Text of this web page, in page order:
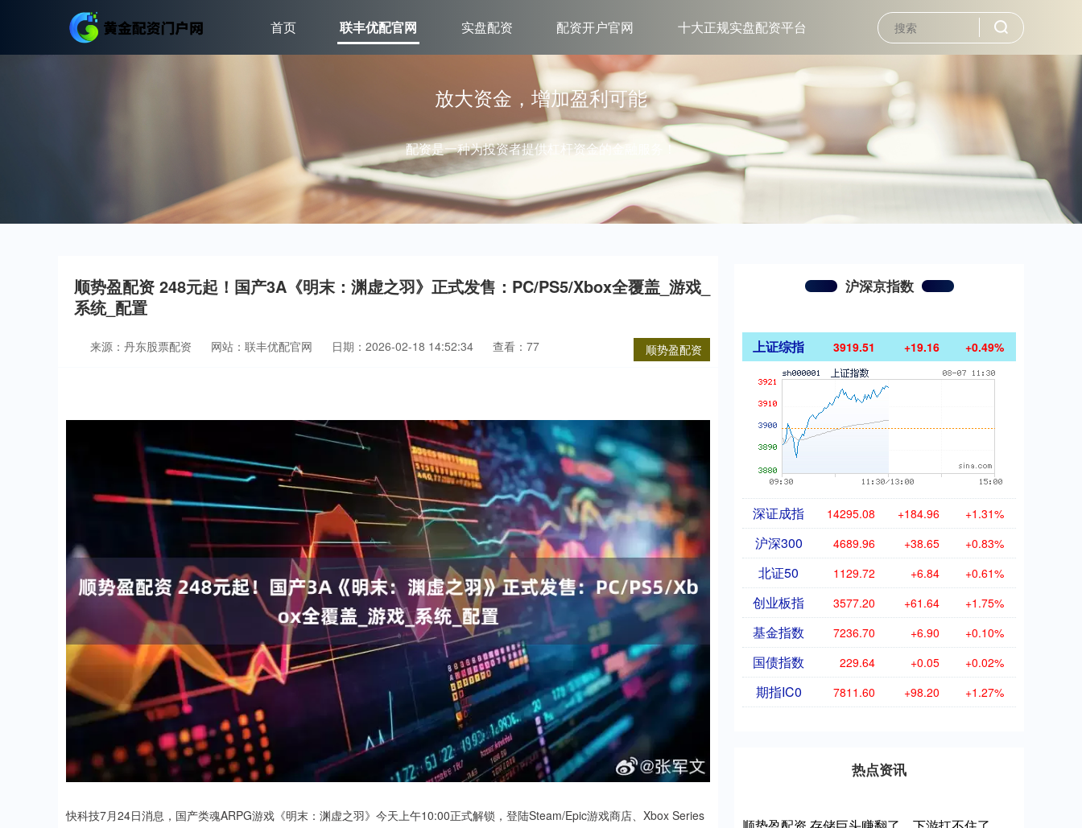
首页 联丰优配官网 实盘配资 配资开户官网 十大正规实盘配资平台
放大资金，增加盈利可能
配资是一种为投资者提供杠杆资金的金融服务！
顺势盈配资 248元起！国产3A《明末：渊虚之羽》正式发售：PC/PS5/Xbox全覆盖_游戏_
系统_配置
顺势盈配资
来源：丹东股票配资 网站：联丰优配官网 日期：2026-02-18 14:52:34 查看：77
快科技7月24日消息，国产类魂ARPG游戏《明末：渊虚之羽》今天上午10:00正式解锁，登陆Steam/Epic游戏商店、Xbox Series
沪深京指数
上证综指 3919.51 +19.16 +0.49%
深证成指 14295.08 +184.96 +1.31%
沪深300 4689.96 +38.65 +0.83%
北证50 1129.72 +6.84 +0.61%
创业板指 3577.20 +61.64 +1.75%
基金指数 7236.70 +6.90 +0.10%
国债指数 229.64 +0.05 +0.02%
期指IC0 7811.60 +98.20 +1.27%
热点资讯